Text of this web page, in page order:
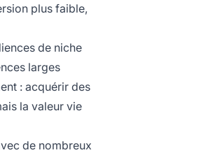
plus faible,
de niche
larges
: acquérir des
la valeur vie
de nombreux